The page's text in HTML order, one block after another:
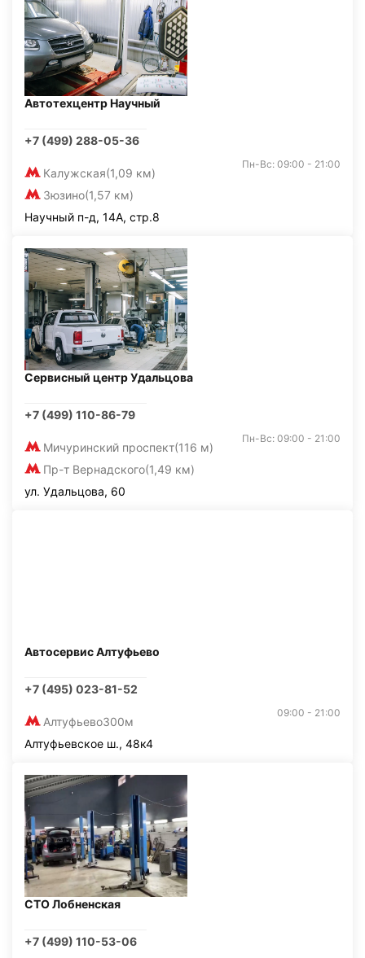
Автотехцентр Научный
+7 (499) 288-05-36
Калужская(1,09 км)
Зюзино(1,57 км)
Пн-Вс: 09:00 - 21:00
Научный п-д, 14А, стр.8
Сервисный центр Удальцова
+7 (499) 110-86-79
Мичуринский проспект(116 м)
Пр-т Вернадского(1,49 км)
Пн-Вс: 09:00 - 21:00
ул. Удальцова, 60
Автосервис Алтуфьево
+7 (495) 023-81-52
Алтуфьево300м
09:00 - 21:00
Алтуфьевское ш., 48к4
СТО Лобненская
+7 (499) 110-53-06